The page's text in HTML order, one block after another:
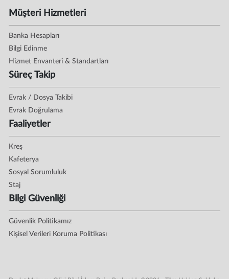
Müşteri Hizmetleri
Banka Hesapları
Bilgi Edinme
Hizmet Envanteri & Standartları
Süreç Takip
Evrak / Dosya Takibi
Evrak Doğrulama
Faaliyetler
Kreş
Kafeterya
Sosyal Sorumluluk
Staj
Bilgi Güvenliği
Güvenlik Politikamız
Kişisel Verileri Koruma Politikası